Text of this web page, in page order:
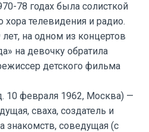
78 годах была солисткой
хора телевидения и радио.
на одном из концертов
на девочку обратила
детского фильма
10 февраля 1962, Москва) —
сваха, создатель и
знакомств, соведущая (с